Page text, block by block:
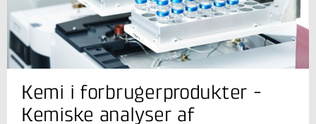
Jeg er din kontaktperson
Mette Nygaard Bennekov
Forretningsleder
Kemisk Karakterisering og Rådgivning
Kemi i forbrugerprodukter -
Kemiske analyser af